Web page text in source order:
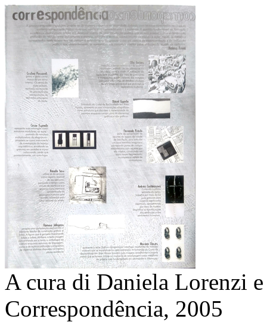
A cura di Daniela Lorenzi
Correspondência, 2005